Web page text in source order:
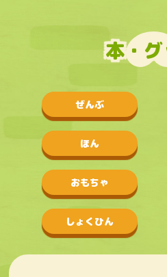
本・
ぜんぶ
ほん
おもちゃ
しょくひん